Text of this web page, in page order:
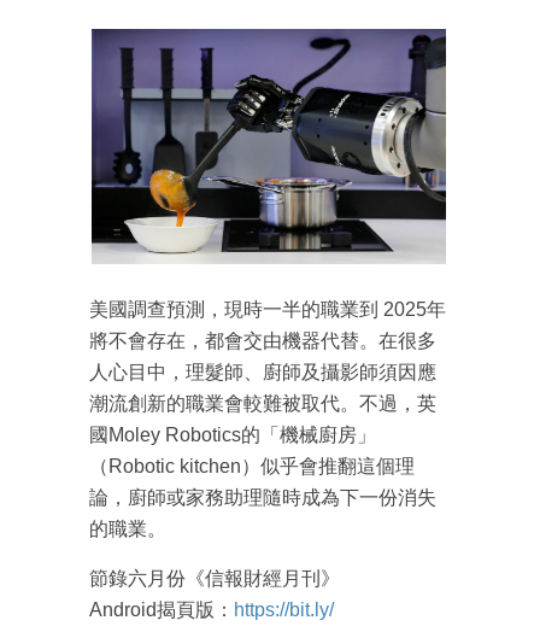
美國調查預測，現時一半的職業到 2025年
將不會存在，都會交由機器代替。在很多
人心目 中，理髮師、廚師及攝影師須因應
潮流創新的職業會較難被取代。不過，英
國Moley Robotics的「機械廚房」
（Robotic kitchen）似乎會推翻這個理
論，廚師或家務助理隨時成為下一份消失
的職業。
節錄六月份《信報財經月刊》
Android揭頁版： https://bit.ly/